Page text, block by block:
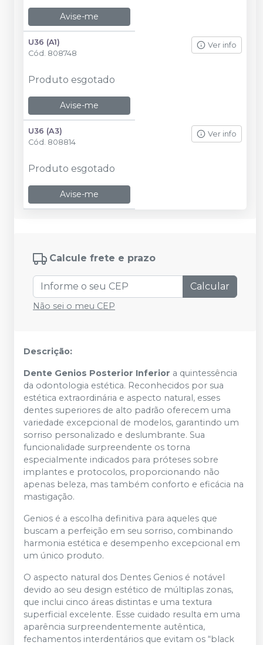
Avise-me
U36 (A1)
Cód. 808748
Ver info
Produto esgotado
Avise-me
U36 (A3)
Cód. 808814
Ver info
Produto esgotado
Avise-me
Calcule frete e prazo
Calcular
Não sei o meu CEP
Descrição:
Dente Genios Posterior Inferior a quintessência
da odontologia estética. Reconhecidos por sua
estética extraordinária e aspecto natural, esses
dentes superiores de alto padrão oferecem uma
variedade excepcional de modelos, garantindo um
sorriso personalizado e deslumbrante. Sua
funcionalidade surpreendente os torna
especialmente indicados para próteses sobre
implantes e protocolos, proporcionando não
apenas beleza, mas também conforto e eficácia na
mastigação.
Genios é a escolha definitiva para aqueles que
buscam a perfeição em seu sorriso, combinando
harmonia estética e desempenho excepcional em
um único produto.
O aspecto natural dos Dentes Genios é notável
devido ao seu design estético de múltiplas zonas,
que inclui cinco áreas distintas e uma textura
superficial excelente. Esse cuidado resulta em uma
aparência surpreendentemente autêntica,
fechamentos interdentários que evitam os “black